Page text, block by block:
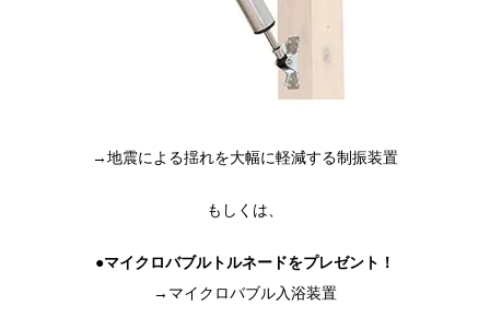
→地震による揺れを大幅に軽減する制振装置
もしくは、
●マイクロバブルトルネードをプレゼント！
→マイクロバブル入浴装置